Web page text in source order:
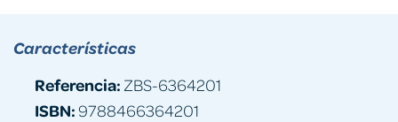
Características
Referencia: ZBS-6364201
ISBN:9788466364201